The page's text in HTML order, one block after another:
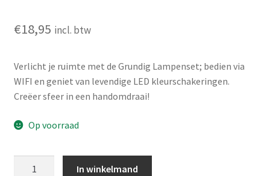
€18,95 incl. btw
Verlicht je ruimte met de Grundig Lampenset; bedien via
WIFI en geniet van levendige LED kleurschakeringen.
Creëer sfeer in een handomdraai!
Op voorraad
In winkelmand